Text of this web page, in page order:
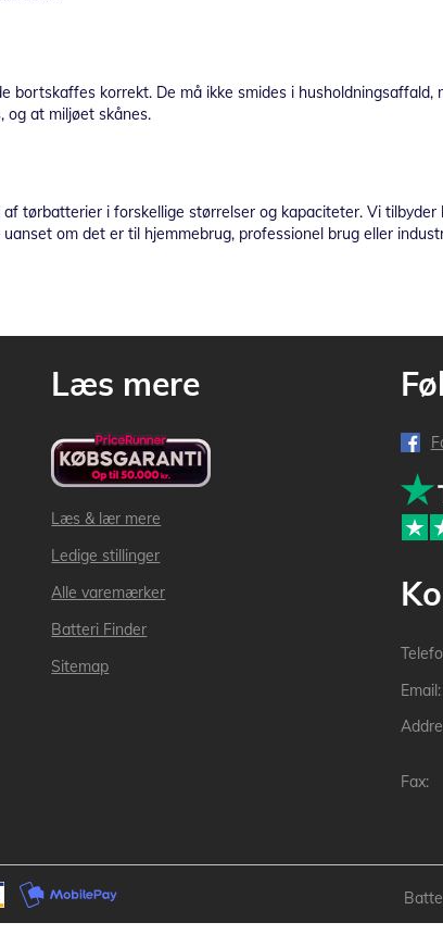
bortskaffes korrekt. De må ikke smides i
og at miljøet skånes.
tørbatterier i forskellige størrelser og kapaciteter. Vi
om det er til hjemmebrug, professionel brug eller
Læs mere
Læs & lær mere
Ledige stillinger
Alle varemærker
Batteri Finder
Sitemap